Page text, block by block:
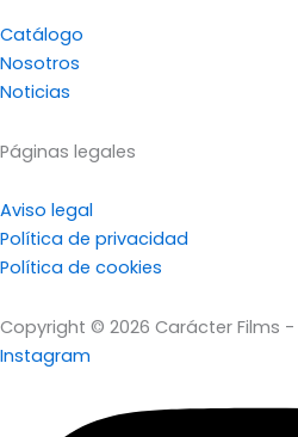
Catálogo
Nosotros
Noticias
Páginas legales
Aviso legal
Política de privacidad
Política de cookies
Copyright © 2026 Carácter Films -
Instagram